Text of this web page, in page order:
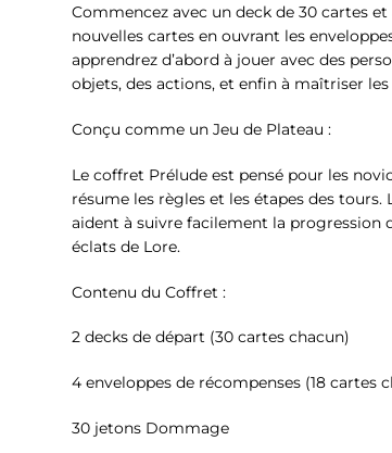
Commencez avec un deck de 30 cartes
nouvelles cartes en ouvrant les
apprendrez d’abord à jouer avec des
objets, des actions, et enfin à maîtriser
Conçu comme un Jeu de Plateau :
Le coffret Prélude est pensé pour les
résume les règles et les étapes des tours.
aident à suivre facilement la progression
éclats de Lore.
Contenu du Coffret :
2 decks de départ (30 cartes chacun)
4 enveloppes de récompenses (18 cartes
30 jetons Dommage